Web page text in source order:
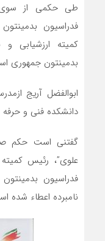
طی حکمی از سوی
فدراسیون
کمیته ارزشیابی
بدمینتون جمهوری
ابوالفضل آریج
دانشکده فنی و
گفتنی است حکم
علوی”، رئیس
فدراسیون
نامبرده اعطاء شده